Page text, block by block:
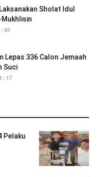
Sholat Idul
43
Lepas 336 Calon Jemaah
Suci
: 17
Pelaku